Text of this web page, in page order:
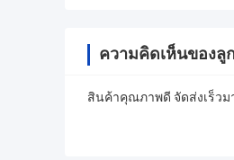
ความคิดเห็นของลู
สินค้าคุณภาพดี จัดส่งเร็วม